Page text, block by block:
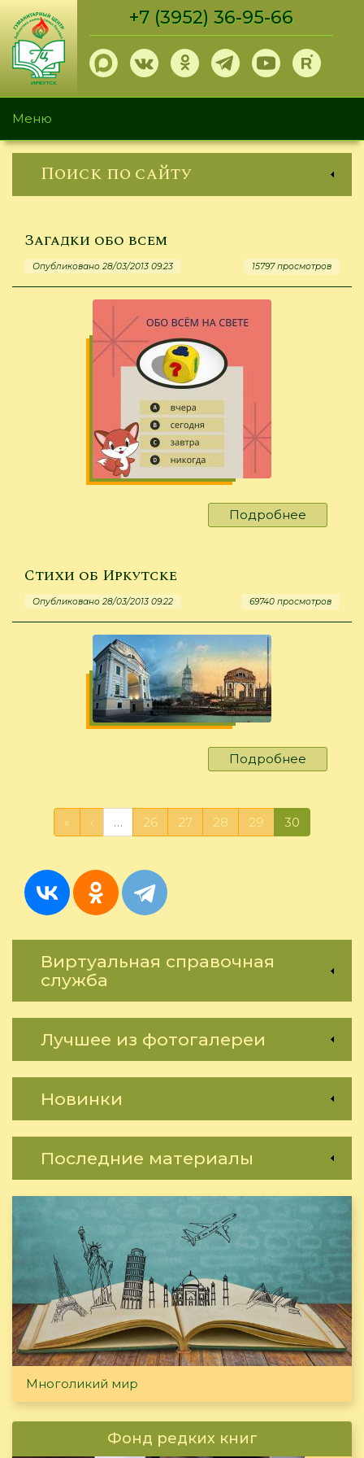
Перейти
основному
содержанию
+7 (3952) 36-95-66
Меню
Поиск по сайту
Загадки обо всем
Опубликовано 28/03/2013 09:23 15797 просмотров
Подробнее
Загадки
Стихи об Иркутске
Опубликовано 28/03/2013 09:22 69740 просмотров
Подробнее
Стихи
« ‹ … 26 27 28 29 30
Виртуальная справочная
служба
Лучшее из фотогалереи
Новинки
Последние материалы
Многоликий мир
Фонд редких книг